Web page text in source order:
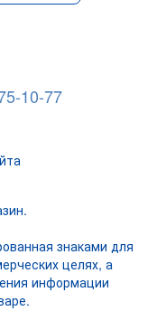
10-77
знаками для
целях, а
информации